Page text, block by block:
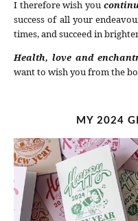
I therefore wish you
success of all your
times, and succeed in
Health, love and
want to wish you from the
MY 2024